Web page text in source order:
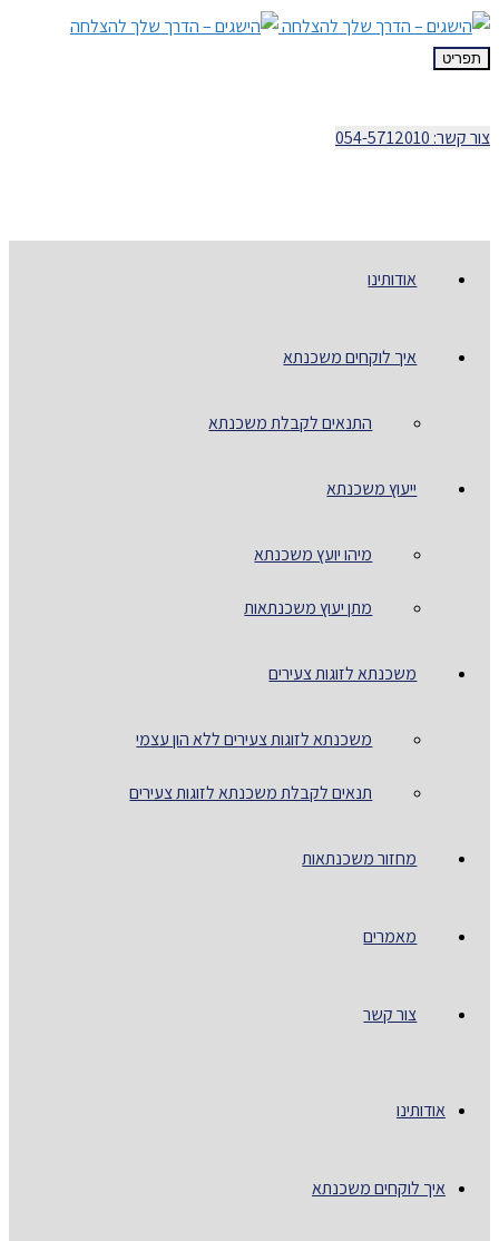
תפריט
צור קשר: 054-5712010
אודותינו
איך לוקחים משכנתא
התנאים לקבלת משכנתא
ייעוץ משכנתא
מיהו יועץ משכנתא
מתן יעוץ משכנתאות
משכנתא לזוגות צעירים
משכנתא לזוגות צעירים ללא הון עצמי
תנאים לקבלת משכנתא לזוגות צעירים
מחזור משכנתאות
מאמרים
צור קשר
אודותינו
איך לוקחים משכנתא